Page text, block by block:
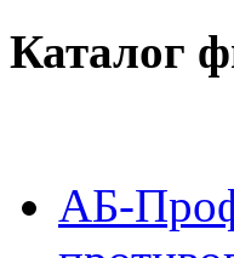
Каталог
АБ-